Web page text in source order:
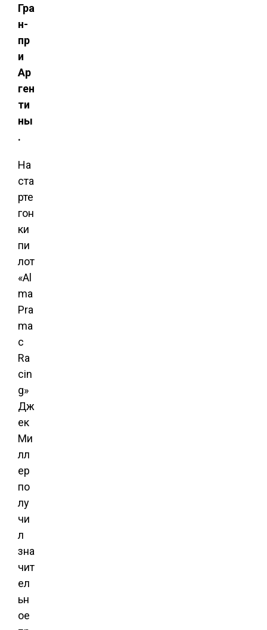
Гра
н-
пр
и
Ар
ген
ти
ны
.
На
ста
рте
гон
ки
пи
лот
«Al
ma
Pra
ma
c
Ra
cin
g»
Дж
ек
Ми
лл
ер
по
лу
чи
л
зна
чит
ел
ьн
ое